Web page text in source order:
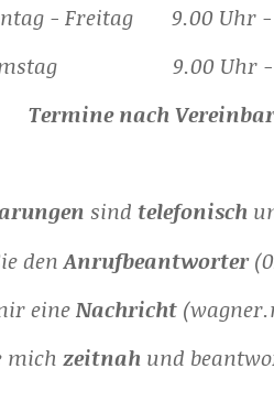
- Freitag 9.00 Uhr -
9.00 Uhr -
Termine nach
sind telefonisch
denAnrufbeantworter
eineNachricht
mich zeitnahund